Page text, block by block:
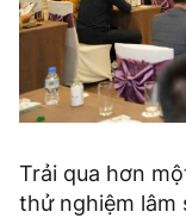
Trải qua hơn
thử nghiệm lâm